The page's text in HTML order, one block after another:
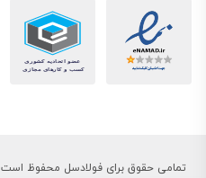
تمامی حقوق برای فولادسل محفوظ است